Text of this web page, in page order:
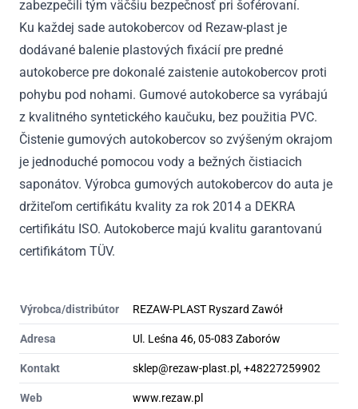
zabezpečili tým väčšiu bezpečnosť pri šoférovaní.
Ku každej sade autokobercov od Rezaw-plast je
dodávané balenie plastových fixácií pre predné
autokoberce pre dokonalé zaistenie autokobercov proti
pohybu pod nohami. Gumové autokoberce sa vyrábajú
z kvalitného syntetického kaučuku, bez použitia PVC.
Čistenie gumových autokobercov so zvýšeným okrajom
je jednoduché pomocou vody a bežných čistiacich
saponátov. Výrobca gumových autokobercov do auta je
držiteľom certifikátu kvality za rok 2014 a DEKRA
certifikátu ISO. Autokoberce majú kvalitu garantovanú
certifikátom TÜV.
Výrobca/distribútor REZAW-PLAST Ryszard Zawół
Adresa Ul. Leśna 46, 05-083 Zaborów
Kontakt sklep@rezaw-plast.pl, +48227259902
Web www.rezaw.pl